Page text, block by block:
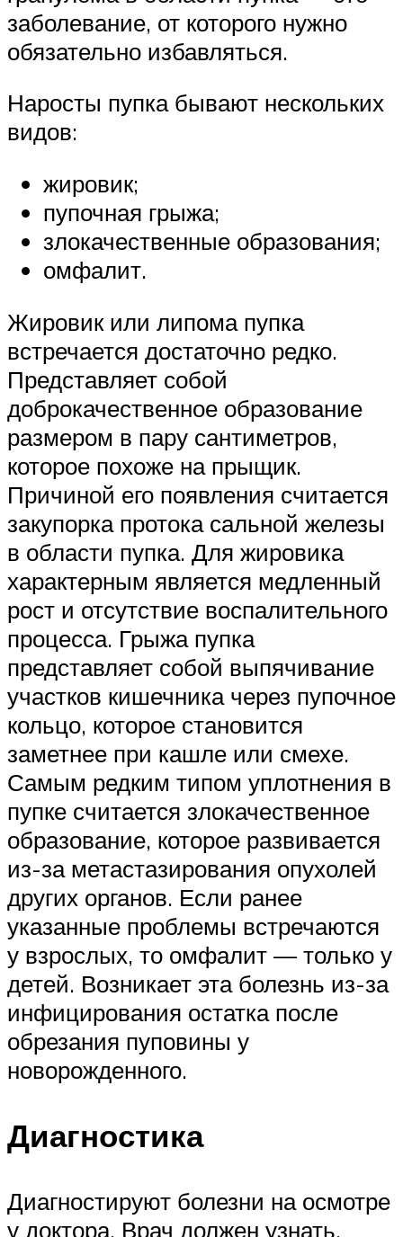
заболевание, от которого нужно
обязательно избавляться.
Наросты пупка бывают нескольких
видов:
жировик;
пупочная грыжа;
злокачественные образования;
омфалит.
Жировик или липома пупка
встречается достаточно редко.
Представляет собой
доброкачественное образование
размером в пару сантиметров,
которое похоже на прыщик.
Причиной его появления считается
закупорка протока сальной железы
в области пупка. Для жировика
характерным является медленный
рост и отсутствие воспалительного
процесса. Грыжа пупка
представляет собой выпячивание
участков кишечника через пупочное
кольцо, которое становится
заметнее при кашле или смехе.
Самым редким типом уплотнения в
пупке считается злокачественное
образование, которое развивается
из-за метастазирования опухолей
других органов. Если ранее
указанные проблемы встречаются
у взрослых, то омфалит — только у
детей. Возникает эта болезнь из-за
инфицирования остатка после
обрезания пуповины у
новорожденного.
Диагностика
Диагностируют болезни на осмотре
у доктора. Врач должен узнать,